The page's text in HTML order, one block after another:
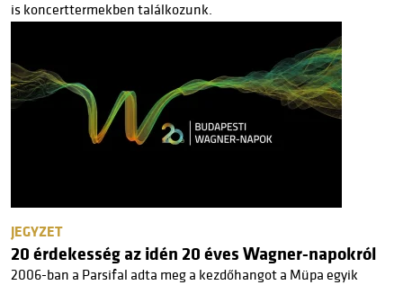
is koncerttermekben találkozunk.
JEGYZET
20 érdekesség az idén 20 éves Wagner-napokról
2006-ban a Parsifal adta meg a kezdőhangot a Müpa egyik